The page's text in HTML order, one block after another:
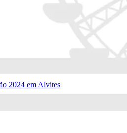
2024 em Alvites